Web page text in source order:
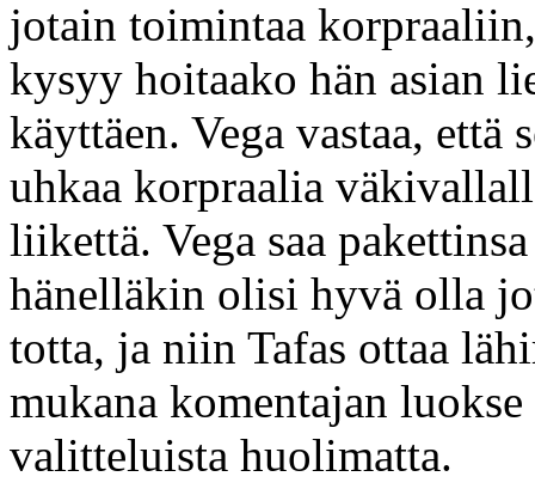
jotain toimintaa
kysyy hoitaako hän asian
käyttäen. Vega vastaa,
uhkaa korpraalia
liikettä. Vega saa
hänelläkin olisi hyvä olla
totta, ja niin Tafas ottaa
mukana komentajan
valitteluista huolimatta.